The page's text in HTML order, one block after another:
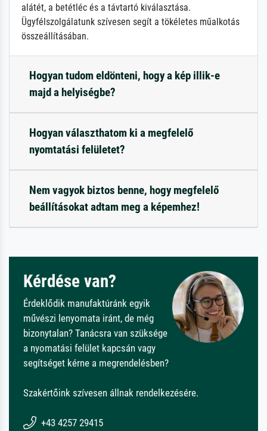
alátét, a betétléc és a távtartó kiválasztása.
Ügyfélszolgálatunk szívesen segít a tökéletes műalkotás
összeállításában.
Hogyan tudom eldönteni, hogy a kép illik-e
majd a helyiségbe?
Hogyan választhatom ki a megfelelő
nyomtatási felületet?
Nem vagyok biztos benne, hogy megfelelő
beállításokat adtam meg a képemhez!
Kérdése van?
Érdeklődik manufaktúránk egyik
művészi lenyomata iránt, de még
bizonytalan? Tanácsra van szüksége
a nyomatási felület kapcsán vagy
segítséget kérne a megrendelésben?
Szakértőink szívesen állnak rendelkezésére.
+43 4257 29415